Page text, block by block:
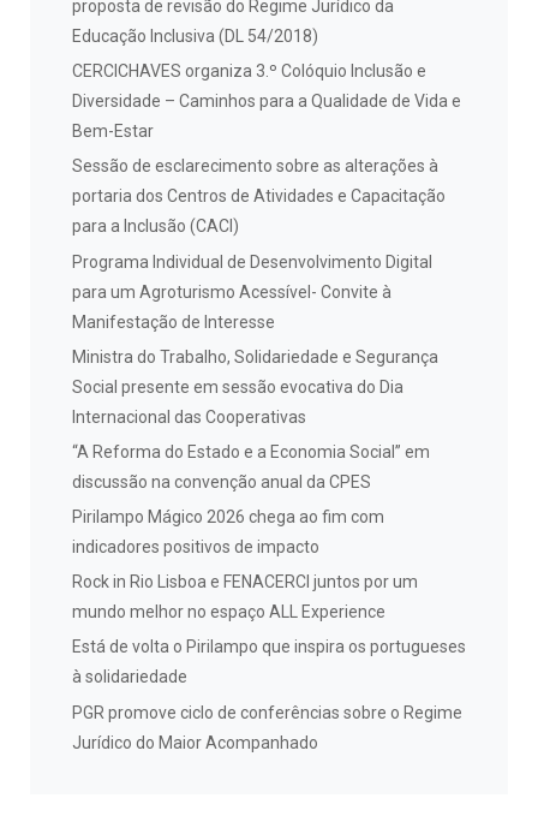
proposta de revisão do Regime Jurídico da
Educação Inclusiva (DL 54/2018)
CERCICHAVES organiza 3.º Colóquio Inclusão e
Diversidade – Caminhos para a Qualidade de Vida e
Bem-Estar
Sessão de esclarecimento sobre as alterações à
portaria dos Centros de Atividades e Capacitação
para a Inclusão (CACI)
Programa Individual de Desenvolvimento Digital
para um Agroturismo Acessível- Convite à
Manifestação de Interesse
Ministra do Trabalho, Solidariedade e Segurança
Social presente em sessão evocativa do Dia
Internacional das Cooperativas
“A Reforma do Estado e a Economia Social” em
discussão na convenção anual da CPES
Pirilampo Mágico 2026 chega ao fim com
indicadores positivos de impacto
Rock in Rio Lisboa e FENACERCI juntos por um
mundo melhor no espaço ALL Experience
Está de volta o Pirilampo que inspira os portugueses
à solidariedade
PGR promove ciclo de conferências sobre o Regime
Jurídico do Maior Acompanhado